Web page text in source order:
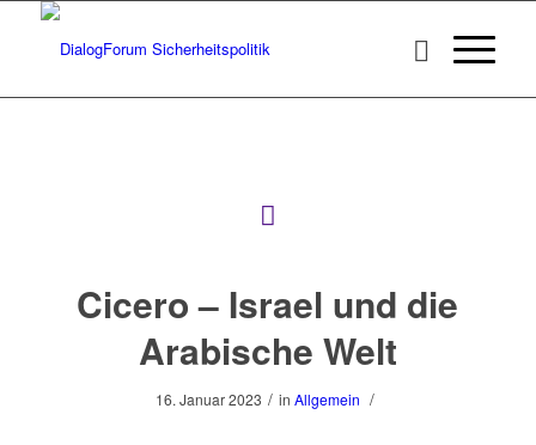
Cicero – Israel und die
Arabische Welt
16. Januar 2023 / in Allgemein /